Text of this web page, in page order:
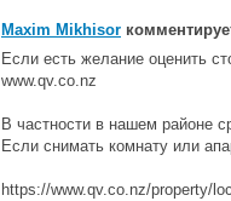
Maxim Mikhisor
Если есть желание оценить
www.qv.co.nz
В частности в нашем районе
Если снимать комнату или
https://www.qv.co.nz/property/